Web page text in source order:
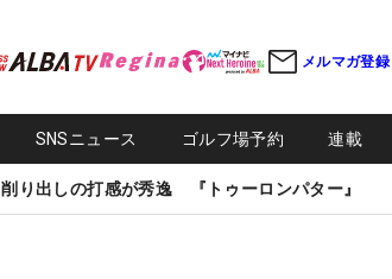
メルマガ登録
SNSニュース ゴルフ場予約 連載
削り出しの打感が秀逸 『トゥーロンパター』